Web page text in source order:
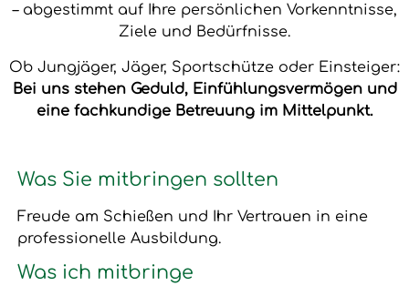
– abgestimmt auf Ihre persönlichen Vorkenntnisse,
Ziele und Bedürfnisse.
Ob Jungjäger, Jäger, Sportschütze oder Einsteiger:
Bei uns stehen Geduld, Einfühlungsvermögen und
eine fachkundige Betreuung im Mittelpunkt.
Was Sie mitbringen sollten
Freude am Schießen und Ihr Vertrauen in eine
professionelle Ausbildung.
Was ich mitbringe